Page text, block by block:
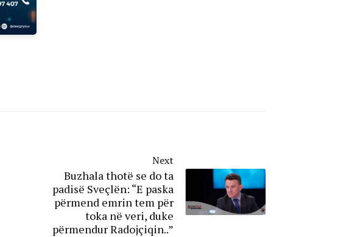
Next
Buzhala thotë se do ta
padisë Sveçlën: “E paska
përmend emrin tem për
toka në veri, duke
përmendur Radojçiqin..”